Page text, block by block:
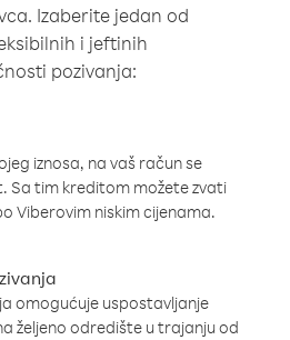
Izaberite jedan od
i jeftinih
pozivanja:
iznosa, na vaš račun se
Sa tim kreditom možete zvati
Viberovim niskim cijenama.
omogućuje uspostavljanje
željeno odredište u trajanju od